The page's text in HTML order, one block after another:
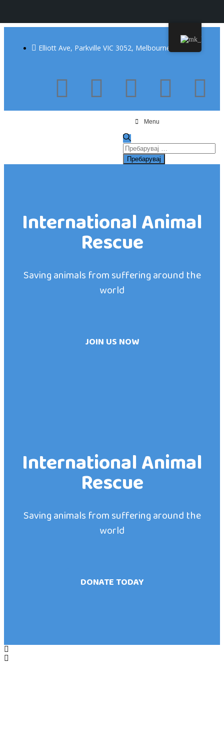
Elliott Ave, Parkville VIC 3052, Melbourne Canada
Menu
International Animal
Rescue
Saving animals from suffering around the
world
JOIN US NOW
International Animal
Rescue
Saving animals from suffering around the
world
DONATE TODAY